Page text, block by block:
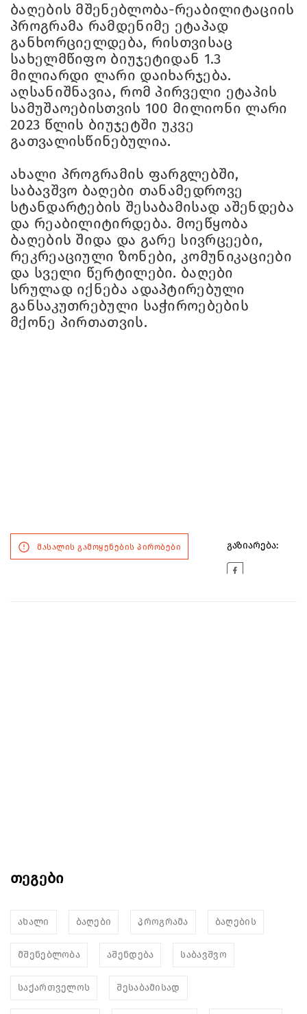
ბაღების მშენებლობა-რეაბილიტაციის
პროგრამა რამდენიმე ეტაპად
განხორციელდება, რისთვისაც
სახელმწიფო ბიუჯეტიდან 1.3
მილიარდი ლარი დაიხარჯება.
აღსანიშნავია, რომ პირველი ეტაპის
სამუშაოებისთვის 100 მილიონი ლარი
2023 წლის ბიუჯეტში უკვე
გათვალისწინებულია.
ახალი პროგრამის ფარგლებში,
საბავშვო ბაღები თანამედროვე
სტანდარტების შესაბამისად აშენდება
და რეაბილიტირდება. მოეწყობა
ბაღების შიდა და გარე სივრცეები,
რეკრეაციული ზონები, კომუნიკაციები
და სველი წერტილები. ბაღები
სრულად იქნება ადაპტირებული
განსაკუთრებული საჭიროებების
მქონე პირთათვის.
მასალის გამოყენების პირობები გაზიარება:
თეგები
ახალი ბაღები პროგრამა ბაღების
მშენებლობა აშენდება საბავშვო
საქართველოს შესაბამისად